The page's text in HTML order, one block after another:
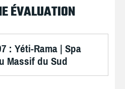
ÉVALUATION
: Yéti-Rama | Spa
Massif du Sud